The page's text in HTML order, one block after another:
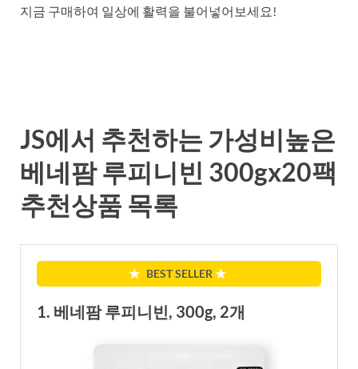
지금 구매하여 일상에 활력을 불어넣어보세요!
JS에서 추천하는 가성비높은
베네팜 루피니빈 300gx20팩
추천상품 목록
★ BEST SELLER ★
1. 베네팜 루피니빈, 300g, 2개